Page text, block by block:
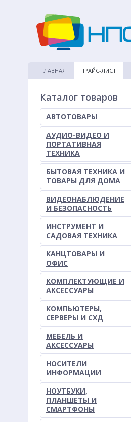
ГЛАВНАЯ ПРАЙС-ЛИСТ
Каталог товаров
АВТОТОВАРЫ
АУДИО-ВИДЕО И
ПОРТАТИВНАЯ
ТЕХНИКА
БЫТОВАЯ ТЕХНИКА И
ТОВАРЫ ДЛЯ ДОМА
ВИДЕОНАБЛЮДЕНИЕ
И БЕЗОПАСНОСТЬ
ИНСТРУМЕНТ И
САДОВАЯ ТЕХНИКА
КАНЦТОВАРЫ И
ОФИС
КОМПЛЕКТУЮЩИЕ И
АКСЕССУАРЫ
КОМПЬЮТЕРЫ,
СЕРВЕРЫ И СХД
МЕБЕЛЬ И
АКСЕССУАРЫ
НОСИТЕЛИ
ИНФОРМАЦИИ
НОУТБУКИ,
ПЛАНШЕТЫ И
СМАРТФОНЫ